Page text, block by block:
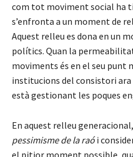
com tot moviment social ha
s’enfronta a un moment de
Aquest relleu es dona en un
polítics. Quan la
moviments és en el seu punt
institucions del consistori ara
està gestionant les poques
En aquest relleu
pessimisme de la raói